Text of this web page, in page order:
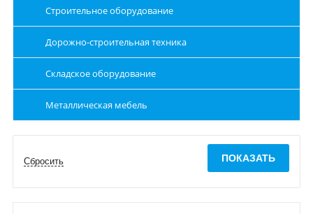
Строительное оборудование
Дорожно-строительная техника
Складское оборудование
Металлическая мебель